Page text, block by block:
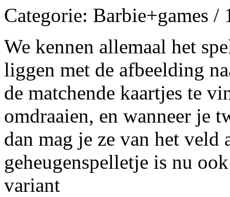
Categorie: Barbie+games
We kennen allemaal het
liggen met de afbeelding
de matchende kaartjes te
omdraaien, en wanneer je
dan mag je ze van het
geheugenspelletje is nu
variant